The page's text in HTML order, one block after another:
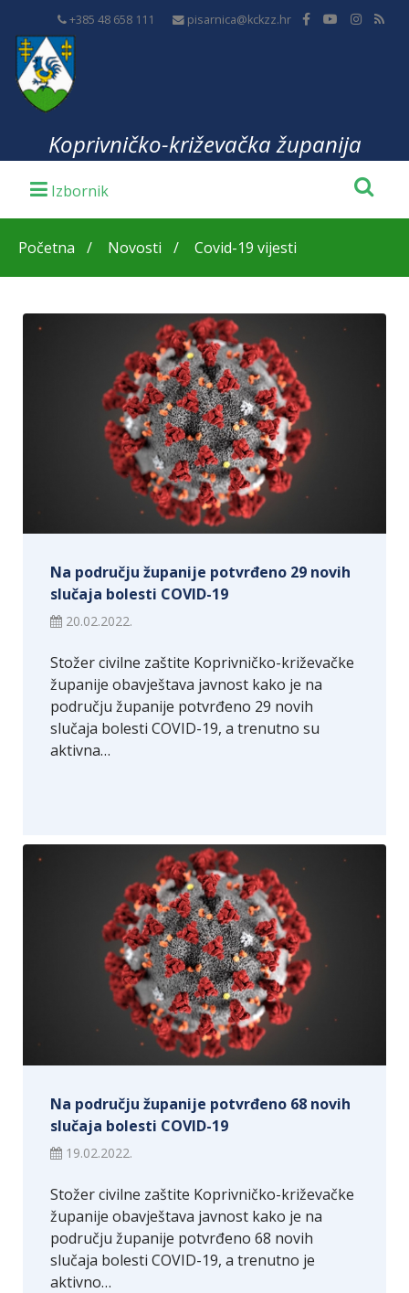
+385 48 658 111 pisarnica@kckzz.hr
Koprivničko-križevačka županija
Početna Novosti Covid-19 vijesti
Na području županije potvrđeno 29 novih
slučaja bolesti COVID-19
20.02.2022.
Stožer civilne zaštite Koprivničko-križevačke
županije obavještava javnost kako je na
području županije potvrđeno 29 novih
slučaja bolesti COVID-19, a trenutno su
aktivna…
Na području županije potvrđeno 68 novih
slučaja bolesti COVID-19
19.02.2022.
Stožer civilne zaštite Koprivničko-križevačke
županije obavještava javnost kako je na
području županije potvrđeno 68 novih
slučaja bolesti COVID-19, a trenutno je
aktivno…